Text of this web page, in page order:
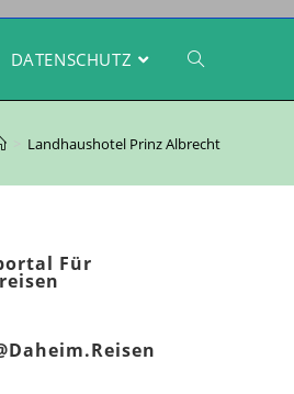
DATENSCHUTZ
Landhaushotel Prinz Albrecht
Für